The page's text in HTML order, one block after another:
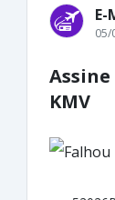
E-
05/
Assine
KMV